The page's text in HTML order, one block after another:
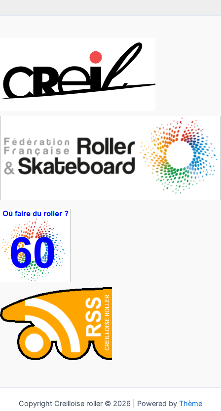
Copyright Creilloise roller © 2026 | Powered by Thème